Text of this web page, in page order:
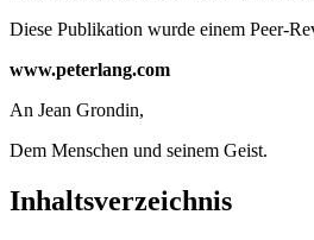
Diese Publikation wurde einem Peer-
www.peterlang.com
An Jean Grondin,
Dem Menschen und seinem Geist.
Inhaltsverzeichnis